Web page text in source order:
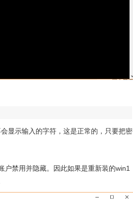
显示输入的字符，这是正常的，只要把密
禁用并隐藏。因此如果是重新装的win1